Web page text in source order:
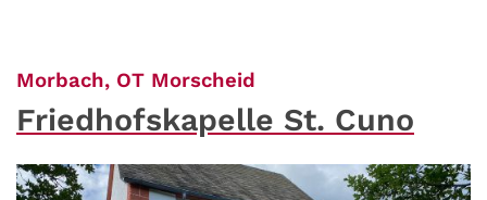
Morbach, OT Morscheid
Friedhofskapelle St. Cuno